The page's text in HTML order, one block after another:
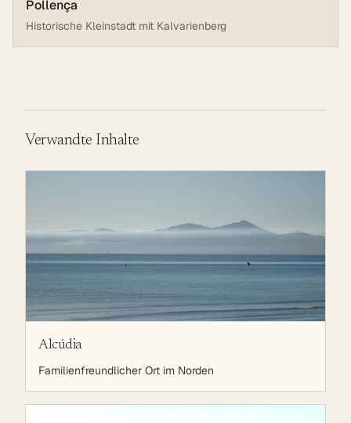
Pollença
Historische Kleinstadt mit Kalvarienberg
Verwandte Inhalte
Alcúdia
Familienfreundlicher Ort im Norden